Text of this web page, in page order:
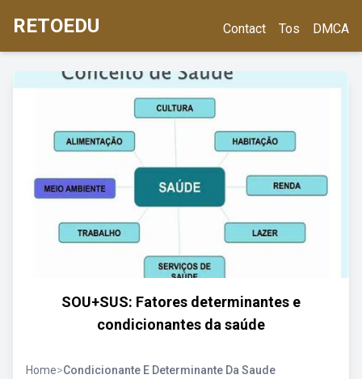
RETOEDU Contact Tos DMCA
SOU+SUS: Fatores determinantes e
condicionantes da saúde
Home>Condicionante E Determinante Da Saude